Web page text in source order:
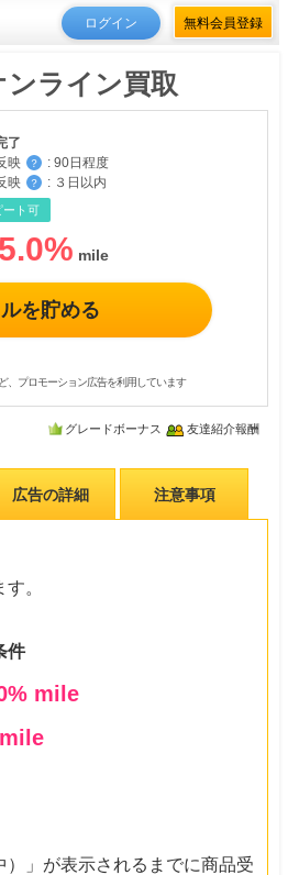
ログイン 無料会員登録
ライン買取
了
映
？ : 90日程度
映
？ : ３日以内
ート可
5.0%
を貯める
、プロモーション広告を利用しています
グレードボーナス 友達紹介報酬
広告の詳細 注意事項
。
件
% mile
」が表示されるまでに商品受